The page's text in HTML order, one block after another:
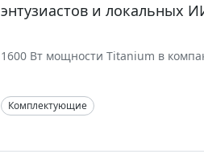
энтузиастов и локальных
1600 Вт мощности Titanium в
Комплектующие